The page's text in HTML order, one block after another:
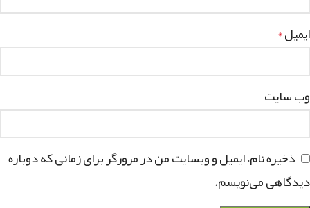
ایمیل*
وب‌ سایت
ذخیره نام، ایمیل و وبسایت من در مرورگر برای زمانی که دوباره
دیدگاهی می‌نویسم.